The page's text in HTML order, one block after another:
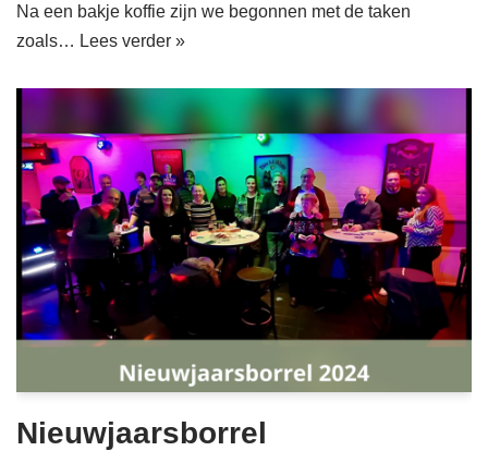
Na een bakje koffie zijn we begonnen met de taken
zoals… Lees verder »
Nieuwjaarsborrel